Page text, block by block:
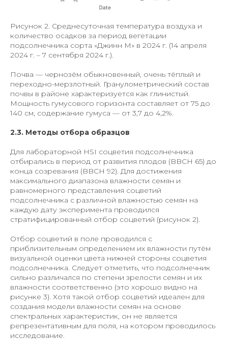
Рисунок 2. Среднесуточная температура воздуха и
количество осадков за период вегетации
подсолнечника сорта «Джинн М» в 2024 г. (14 апреля
2024 г. – 7 сентября 2024 г.).
Почва — чернозём обыкновенный, очень тёплый и
переходно-мерзлотный. Гранулометрический состав
почвы в районе характеризуется как глинистый.
Мощность гумусового горизонта составляет от 75 до
140 см, содержание гумуса — от 3,7 до 4,2%.
2.3. Методы отбора образцов
Для лабораторной HSI соцветия подсолнечника
отбирались в период от развития плодов (BBCH 65) до
конца созревания (BBCH 92). Для достижения
максимального диапазона влажности семян и
равномерного представления соцветий
подсолнечника с различной влажностью семян на
каждую дату эксперимента проводился
стратифицированный отбор соцветий (рисунок 2).
Отбор соцветий в поле проводился с
приблизительным определением их влажности путём
визуальной оценки цвета нижней стороны соцветия
подсолнечника. Следует отметить, что подсолнечник
сильно различался по степени зрелости семян и их
влажности соответственно (это хорошо видно на
рисунке 3). Хотя такой отбор соцветий идеален для
создания модели влажности семян на основе
спектральных характеристик, он не является
репрезентативным для поля, на котором проводилось
исследование.